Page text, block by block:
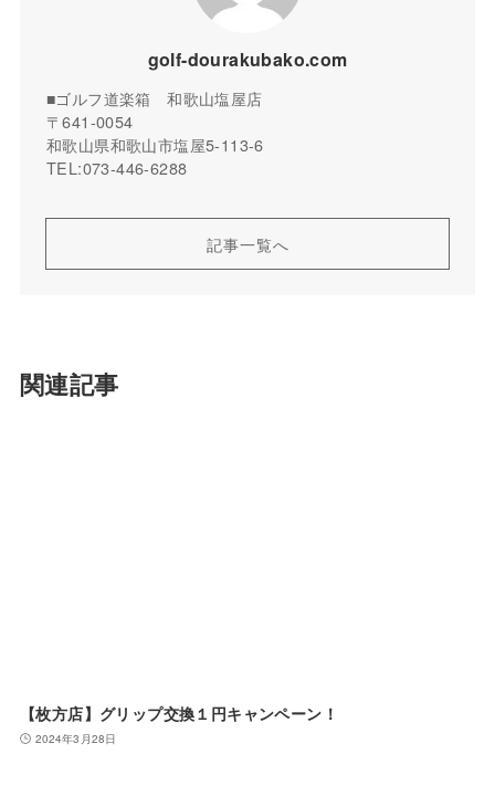
golf-dourakubako.com
■ゴルフ道楽箱 和歌山塩屋店
〒641-0054
和歌山県和歌山市塩屋5-113-6
TEL:073-446-6288
記事一覧へ
関連記事
【枚方店】グリップ交換１円キャンペーン！
2024年3月28日